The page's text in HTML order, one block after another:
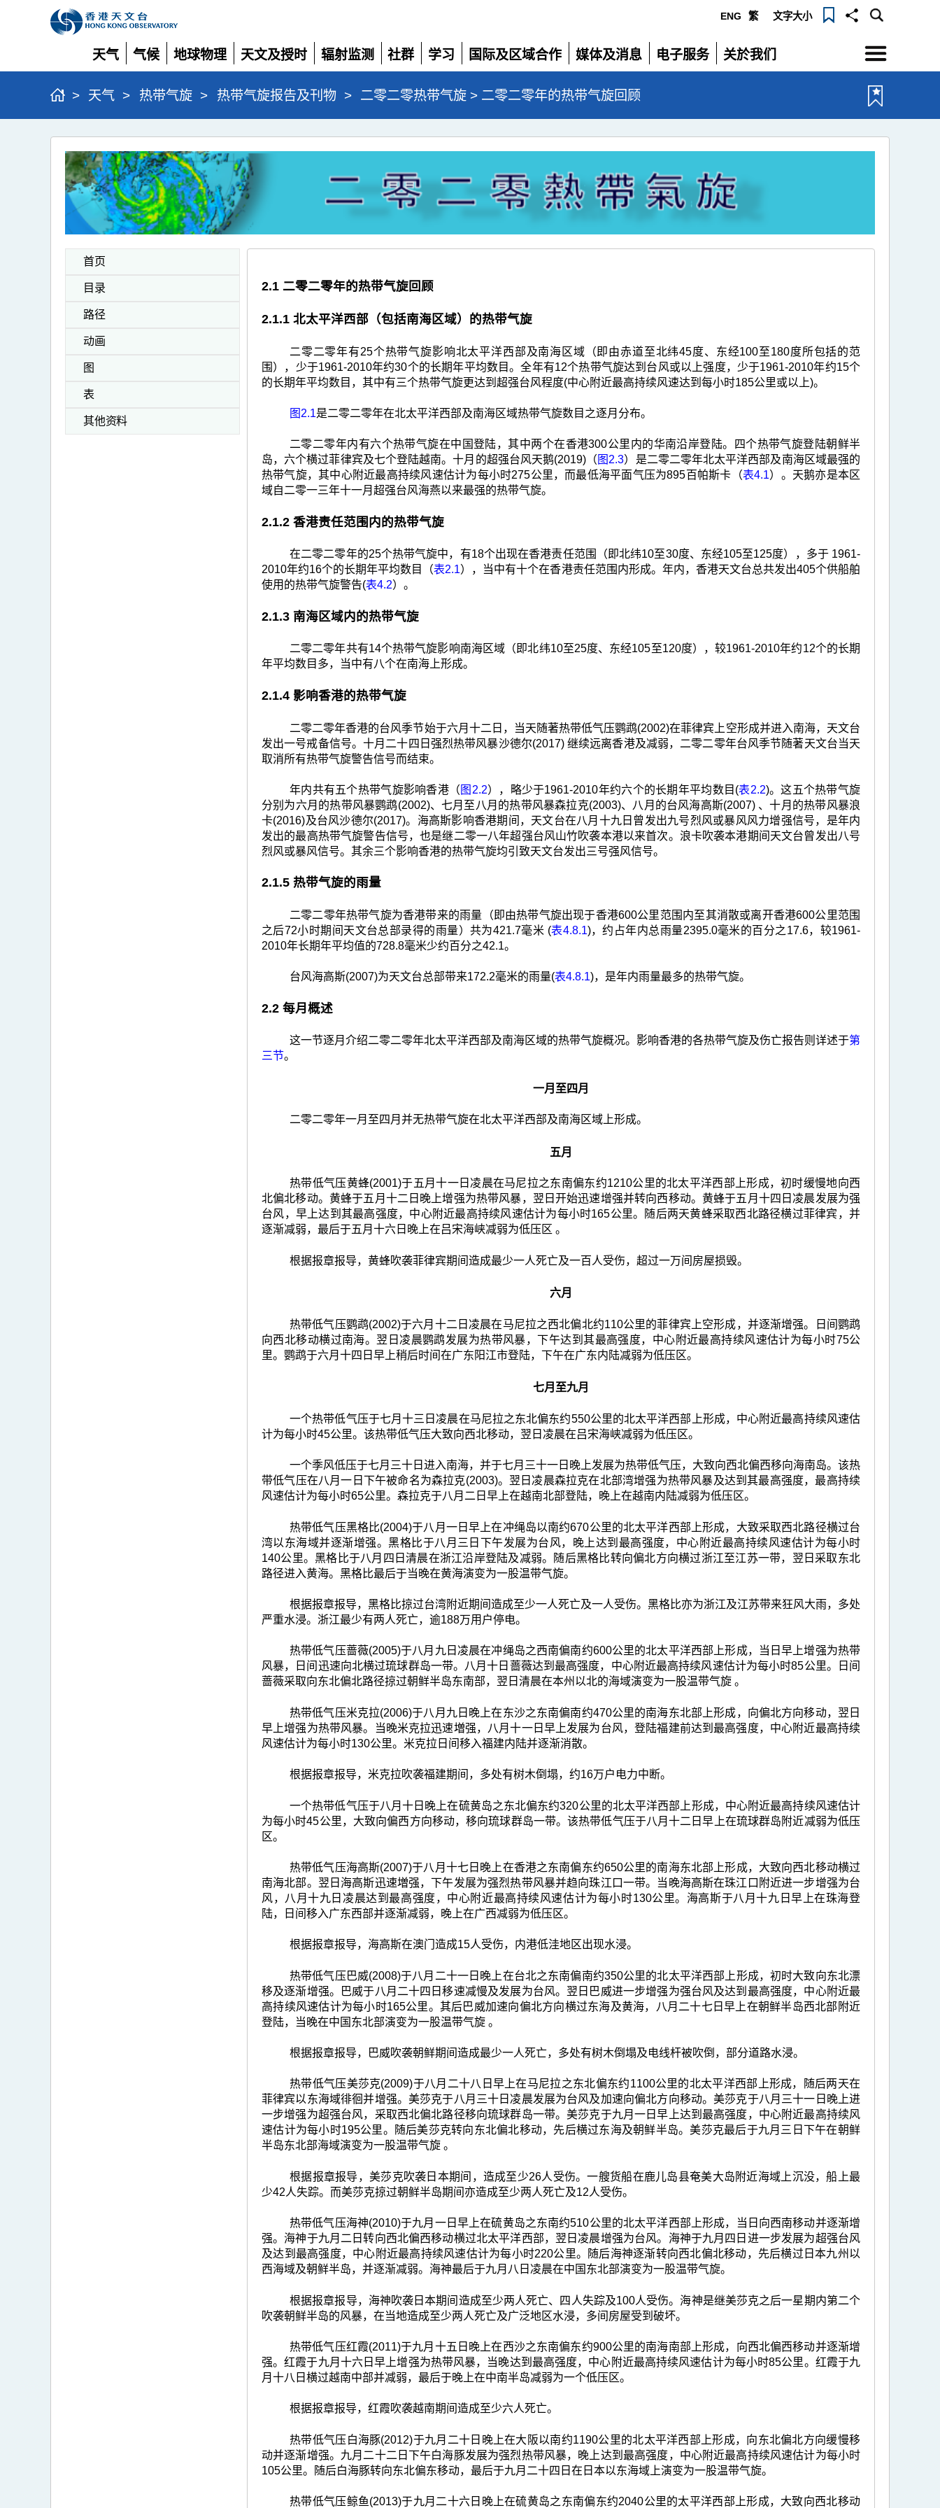
ENG 繁 文字大小
天气
展
开
气候
展
开
地球物理
展
开
天文及授时
展
开
辐射监测
展
开
社群
展
开
学习
展
开
国际及区域合作
展
开
媒体及消息
展
开
电子服务
展
关於我们
展
选
单
> 天气 > 热带气旋 > 热带气旋报告及刊物 > 二零二零热带气旋 > 二零二零年的热带气旋回顾
二
零
二
零
热
带
首页
目录
路径
动画
图
表
其他资料
2.1 二零二零年的热带气旋回顾
2.1.1 北太平洋西部（包括南海区域）的热带气旋
二零二零年有25个热带气旋影响北太平洋西部及南海区域（即由赤道至北纬45度、东经100至180度所包括的范
围），少于1961-2010年约30个的长期年平均数目。全年有12个热带气旋达到台风或以上强度，少于1961-2010年约15个
的长期年平均数目，其中有三个热带气旋更达到超强台风程度(中心附近最高持续风速达到每小时185公里或以上)。
图2.1是二零二零年在北太平洋西部及南海区域热带气旋数目之逐月分布。
二零二零年内有六个热带气旋在中国登陆，其中两个在香港300公里内的华南沿岸登陆。四个热带气旋登陆朝鲜半
岛，六个横过菲律宾及七个登陆越南。十月的超强台风天鹅(2019)（ 图2.3）是二零二零年北太平洋西部及南海区域最强的
热带气旋，其中心附近最高持续风速估计为每小时275公里，而最低海平面气压为895百帕斯卡（表4.1）。天鹅亦是本区
域自二零一三年十一月超强台风海燕以来最强的热带气旋。
2.1.2 香港责任范围内的热带气旋
在二零二零年的25个热带气旋中，有18个出现在香港责任范围（即北纬10至30度、东经105至125度），多于 1961-
2010年约16个的长期年平均数目（表2.1），当中有十个在香港责任范围内形成。年内，香港天文台总共发出405个供船舶
使用的热带气旋警告(表4.2）。
2.1.3 南海区域内的热带气旋
二零二零年共有14个热带气旋影响南海区域（即北纬10至25度、东经105至120度），较1961-2010年约12个的长期
年平均数目多，当中有八个在南海上形成。
2.1.4 影响香港的热带气旋
二零二零年香港的台风季节始于六月十二日，当天随著热带低气压鹦鹉(2002)在菲律宾上空形成并进入南海，天文台
发出一号戒备信号。十月二十四日强烈热带风暴沙德尔(2017) 继续远离香港及减弱，二零二零年台风季节随著天文台当天
取消所有热带气旋警告信号而结束。
年内共有五个热带气旋影响香港（ 图2.2），略少于1961-2010年约六个的长期年平均数目(表2.2)。这五个热带气旋
分别为六月的热带风暴鹦鹉(2002)、七月至八月的热带风暴森拉克(2003)、八月的台风海高斯(2007) 、十月的热带风暴浪
卡(2016)及台风沙德尔(2017)。海高斯影响香港期间，天文台在八月十九日曾发出九号烈风或暴风风力增强信号，是年内
发出的最高热带气旋警告信号，也是继二零一八年超强台风山竹吹袭本港以来首次。浪卡吹袭本港期间天文台曾发出八号
烈风或暴风信号。其余三个影响香港的热带气旋均引致天文台发出三号强风信号。
2.1.5 热带气旋的雨量
二零二零年热带气旋为香港带来的雨量（即由热带气旋出现于香港600公里范围内至其消散或离开香港600公里范围
之后72小时期间天文台总部录得的雨量）共为421.7毫米 (表4.8.1)，约占年内总雨量2395.0毫米的百分之17.6，较1961-
2010年长期年平均值的728.8毫米少约百分之42.1。
台风海高斯(2007)为天文台总部带来172.2毫米的雨量(表4.8.1)，是年内雨量最多的热带气旋。
2.2 每月概述
这一节逐月介绍二零二零年北太平洋西部及南海区域的热带气旋概况。影响香港的各热带气旋及伤亡报告则详述于第
三节。
一月至四月
二零二零年一月至四月并无热带气旋在北太平洋西部及南海区域上形成。
五月
热带低气压黄蜂(2001)于五月十一日凌晨在马尼拉之东南偏东约1210公里的北太平洋西部上形成，初时缓慢地向西
北偏北移动。黄蜂于五月十二日晚上增强为热带风暴，翌日开始迅速增强并转向西移动。黄蜂于五月十四日凌晨发展为强
台风，早上达到其最高强度，中心附近最高持续风速估计为每小时165公里。随后两天黄蜂采取西北路径横过菲律宾，并
逐渐减弱，最后于五月十六日晚上在吕宋海峡减弱为低压区 。
根据报章报导，黄蜂吹袭菲律宾期间造成最少一人死亡及一百人受伤，超过一万间房屋损毁。
六月
热带低气压鹦鹉(2002)于六月十二日凌晨在马尼拉之西北偏北约110公里的菲律宾上空形成，并逐渐增强。日间鹦鹉
向西北移动横过南海。翌日凌晨鹦鹉发展为热带风暴，下午达到其最高强度，中心附近最高持续风速估计为每小时75公
里。鹦鹉于六月十四日早上稍后时间在广东阳江市登陆，下午在广东内陆减弱为低压区。
七月至九月
一个热带低气压于七月十三日凌晨在马尼拉之东北偏东约550公里的北太平洋西部上形成，中心附近最高持续风速估
计为每小时45公里。该热带低气压大致向西北移动，翌日凌晨在吕宋海峡减弱为低压区。
一个季风低压于七月三十日进入南海，并于七月三十一日晚上发展为热带低气压，大致向西北偏西移向海南岛。该热
带低气压在八月一日下午被命名为森拉克(2003)。翌日凌晨森拉克在北部湾增强为热带风暴及达到其最高强度，最高持续
风速估计为每小时65公里。森拉克于八月二日早上在越南北部登陆，晚上在越南内陆减弱为低压区。
热带低气压黑格比(2004)于八月一日早上在冲绳岛以南约670公里的北太平洋西部上形成，大致采取西北路径横过台
湾以东海域并逐渐增强。黑格比于八月三日下午发展为台风，晚上达到最高强度，中心附近最高持续风速估计为每小时
140公里。黑格比于八月四日清晨在浙江沿岸登陆及减弱。随后黑格比转向偏北方向横过浙江至江苏一带，翌日采取东北
路径进入黄海。黑格比最后于当晚在黄海演变为一股温带气旋。
根据报章报导，黑格比掠过台湾附近期间造成至少一人死亡及一人受伤。黑格比亦为浙江及江苏带来狂风大雨，多处
严重水浸。浙江最少有两人死亡，逾188万用户停电。
热带低气压蔷薇(2005)于八月九日凌晨在冲绳岛之西南偏南约600公里的北太平洋西部上形成，当日早上增强为热带
风暴，日间迅速向北横过琉球群岛一带。八月十日蔷薇达到最高强度，中心附近最高持续风速估计为每小时85公里。日间
蔷薇采取向东北偏北路径掠过朝鲜半岛东南部，翌日清晨在本州以北的海域演变为一股温带气旋 。
热带低气压米克拉(2006)于八月九日晚上在东沙之东南偏南约470公里的南海东北部上形成，向偏北方向移动，翌日
早上增强为热带风暴。当晚米克拉迅速増强，八月十一日早上发展为台风，登陆福建前达到最高强度，中心附近最高持续
风速估计为每小时130公里。米克拉日间移入福建内陆并逐渐消散。
根据报章报导，米克拉吹袭福建期间，多处有树木倒塌，约16万户电力中断。
一个热带低气压于八月十日晚上在硫黄岛之东北偏东约320公里的北太平洋西部上形成，中心附近最高持续风速估计
为每小时45公里，大致向偏西方向移动，移向琉球群岛一带。该热带低气压于八月十二日早上在琉球群岛附近减弱为低压
区。
热带低气压海高斯(2007)于八月十七日晚上在香港之东南偏东约650公里的南海东北部上形成，大致向西北移动横过
南海北部。翌日海高斯迅速増强，下午发展为强烈热带风暴并趋向珠江口一带。当晚海高斯在珠江口附近进一步增强为台
风，八月十九日凌晨达到最高强度，中心附近最高持续风速估计为每小时130公里。海高斯于八月十九日早上在珠海登
陆，日间移入广东西部并逐渐减弱，晚上在广西减弱为低压区。
根据报章报导，海高斯在澳门造成15人受伤，内港低洼地区出现水浸。
热带低气压巴威(2008)于八月二十一日晚上在台北之东南偏南约350公里的北太平洋西部上形成，初时大致向东北漂
移及逐渐增强。巴威于八月二十四日移速减慢及发展为台风。翌日巴威进一步增强为强台风及达到最高强度，中心附近最
高持续风速估计为每小时165公里。其后巴威加速向偏北方向横过东海及黄海，八月二十七日早上在朝鲜半岛西北部附近
登陆，当晚在中国东北部演变为一股温带气旋 。
根据报章报导，巴威吹袭朝鲜期间造成最少一人死亡，多处有树木倒塌及电线杆被吹倒，部分道路水浸。
热带低气压美莎克(2009)于八月二十八日早上在马尼拉之东北偏东约1100公里的北太平洋西部上形成，随后两天在
菲律宾以东海域徘徊并增强。美莎克于八月三十日凌晨发展为台风及加速向偏北方向移动。美莎克于八月三十一日晚上进
一步增强为超强台风，采取西北偏北路径移向琉球群岛一带。美莎克于九月一日早上达到最高强度，中心附近最高持续风
速估计为每小时195公里。随后美莎克转向东北偏北移动，先后横过东海及朝鲜半岛。美莎克最后于九月三日下午在朝鲜
半岛东北部海域演变为一股温带气旋 。
根据报章报导，美莎克吹袭日本期间，造成至少26人受伤。一艘货船在鹿儿岛县奄美大岛附近海域上沉没，船上最
少42人失踪。而美莎克掠过朝鲜半岛期间亦造成至少两人死亡及12人受伤。
热带低气压海神(2010)于九月一日早上在硫黄岛之东南约510公里的北太平洋西部上形成，当日向西南移动并逐渐增
强。海神于九月二日转向西北偏西移动横过北太平洋西部，翌日凌晨增强为台风。海神于九月四日进一步发展为超强台风
及达到最高强度，中心附近最高持续风速估计为每小时220公里。随后海神逐渐转向西北偏北移动，先后横过日本九州以
西海域及朝鲜半岛，并逐渐减弱。海神最后于九月八日凌晨在中国东北部演变为一股温带气旋。
根据报章报导，海神吹袭日本期间造成至少两人死亡、四人失踪及100人受伤。海神是继美莎克之后一星期内第二个
吹袭朝鲜半岛的风暴，在当地造成至少两人死亡及广泛地区水浸，多间房屋受到破坏。
热带低气压红霞(2011)于九月十五日晚上在西沙之东南偏东约900公里的南海南部上形成，向西北偏西移动并逐渐增
强。红霞于九月十六日早上增强为热带风暴，当晚达到最高强度，中心附近最高持续风速估计为每小时85公里。红霞于九
月十八日横过越南中部并减弱，最后于晚上在中南半岛减弱为一个低压区。
根据报章报导，红霞吹袭越南期间造成至少六人死亡。
热带低气压白海豚(2012)于九月二十日晚上在大阪以南约1190公里的北太平洋西部上形成，向东北偏北方向缓慢移
动并逐渐增强。九月二十二日下午白海豚发展为强烈热带风暴，晚上达到最高强度，中心附近最高持续风速估计为每小时
105公里。随后白海豚转向东北偏东移动，最后于九月二十四日在日本以东海域上演变为一股温带气旋。
热带低气压鲸鱼(2013)于九月二十六日晚上在硫黄岛之东南偏东约2040公里的太平洋西部上形成，大致向西北移动